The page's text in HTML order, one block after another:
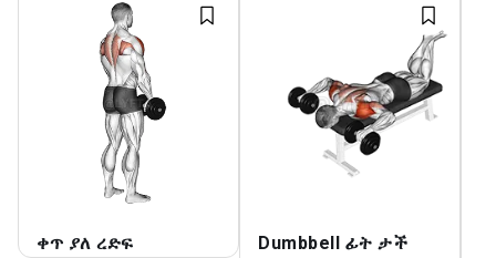
ቀጥ ያለ ረድፍ
Dumbbell ፊት ታች